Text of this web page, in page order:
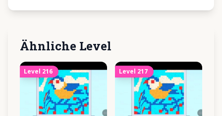
Ähnliche Level
Level 216 Level 217